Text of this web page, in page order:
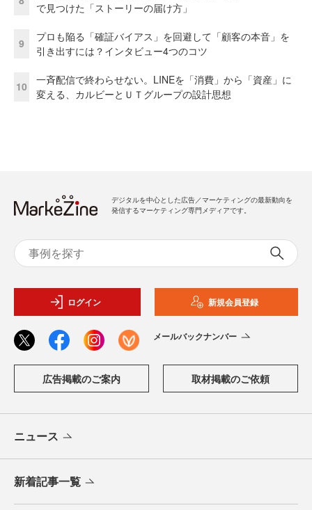
で見つけた「ストーリーの届け方」
9
プロも陥る「確証バイアス」を回避して「顧客の本音」を
引き出すには？インタビュー4つのコツ
10
一斉配信で終わらせない。LINEを「消費」から「資産」に
変える、カルビーとＵＴグループの設計思想
デジタルを中心とした広告／マーケティングの最新動向を
発信するマーケティング専門メディアです。
ログイン 新規会員登録
メールバックナンバー
広告掲載のご案内 取材掲載のご依頼
ニュース
新着記事一覧